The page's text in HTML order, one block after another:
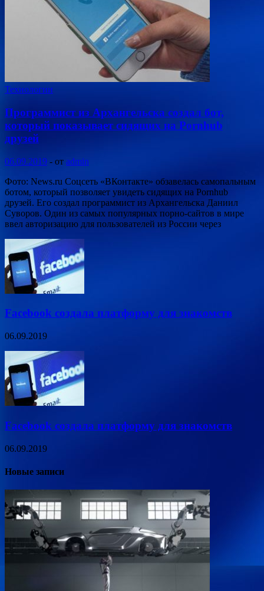
Технологии
Программист из Архангельска создал бот,
который показывает сидящих на Pornhub
друзей
06.09.2019 - от admin
Фото: News.ru Соцсеть «ВКонтакте» обзавелась самопальным
ботом, который позволяет увидеть сидящих на Pornhub
друзей. Его создал программист из Архангельска Даниил
Суворов. Один из самых популярных порно-сайтов в мире
ввел авторизацию для пользователей из России через
Facebook создала платформу для знакомств
06.09.2019
Facebook создала платформу для знакомств
06.09.2019
Новые записи